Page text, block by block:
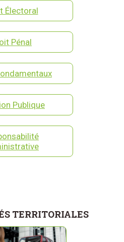
Électoral
Pénal
Publique
TERRITORIALES